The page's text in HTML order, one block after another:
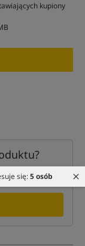
się:5 osób
kupiony
oraz